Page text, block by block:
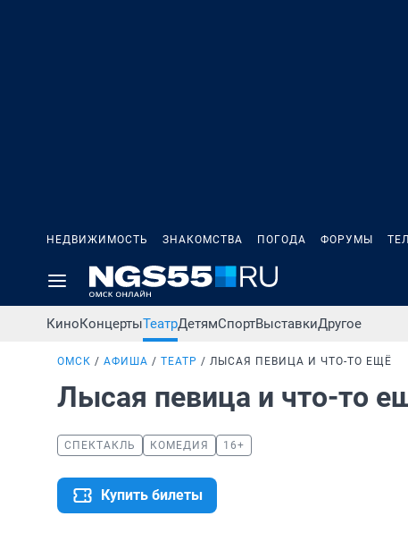
НЕДВИЖИМОСТЬ ЗНАКОМСТВА ПОГОДА ФОРУМЫ
КиноКонцертыТеатрДетямСпортВыставкиДругое
ОМСК АФИША ТЕАТР ЛЫСАЯ ПЕВИЦА И ЧТО-ТО ЕЩЁ
Лысая певица и что-то
СПЕКТАКЛЬ КОМЕДИЯ 16+
Купить билеты